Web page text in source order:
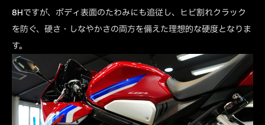
8Hですが、ボディ表面のたわみにも追従し、ヒビ割れクラック
を防ぐ、硬さ・しなやかさの両方を備えた理想的な硬度となりま
す。